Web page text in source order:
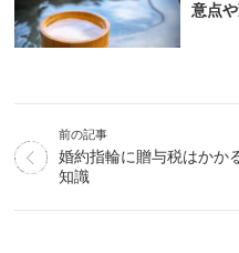
意点
前の記事
婚約指輪に贈与税はかか
知識